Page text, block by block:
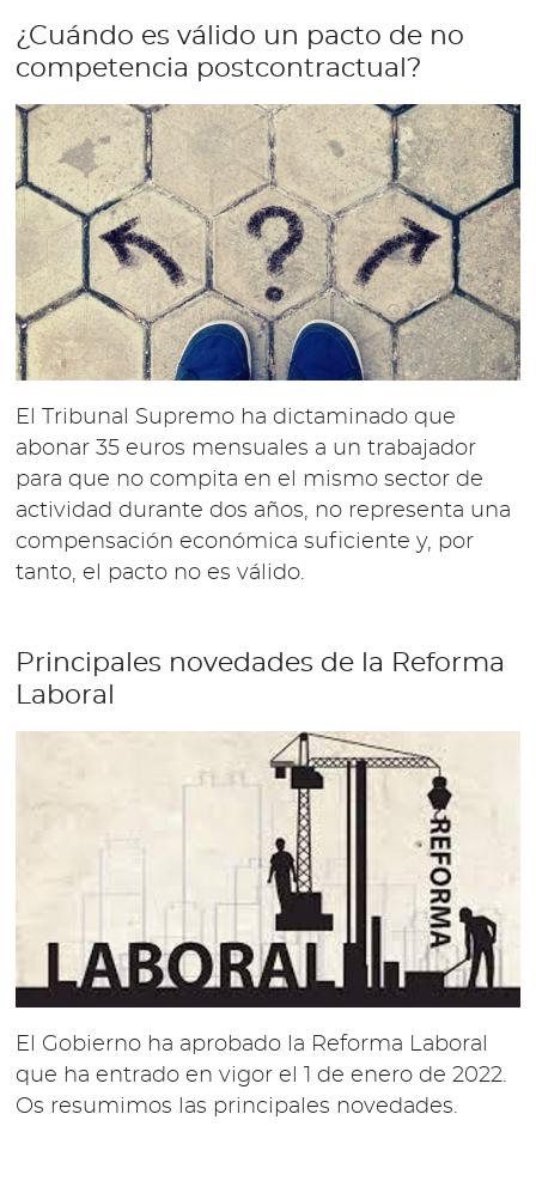
¿Cuándo es válido un pacto de no
competencia postcontractual?
El Tribunal Supremo ha dictaminado que
abonar 35 euros mensuales a un trabajador
para que no compita en el mismo sector de
actividad durante dos años, no representa una
compensación económica suficiente y, por
tanto, el pacto no es válido.
Principales novedades de la Reforma
Laboral
El Gobierno ha aprobado la Reforma Laboral
que ha entrado en vigor el 1 de enero de 2022.
Os resumimos las principales novedades.